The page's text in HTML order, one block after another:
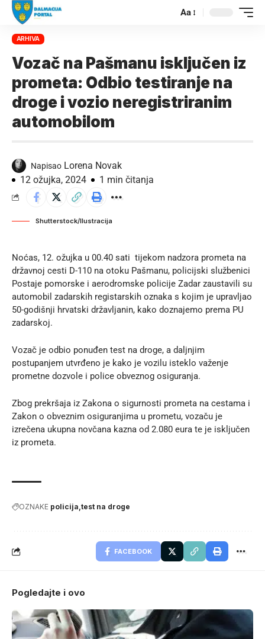
Aa
ARHIVA
Vozač na Pašmanu isključen iz
prometa: Odbio testiranje na
droge i vozio neregistriranim
automobilom
Napisao Lorena Novak
12 ožujka, 2024
1 min čitanja
Shutterstock/Ilustracija
Noćas, 12. ožujka u 00.40 sati tijekom nadzora prometa na
državnoj cesti D-110 na otoku Pašmanu, policijski službenici
Postaje pomorske i aerodromske policije Zadar zaustavili su
automobil zadarskih registarskih oznaka s kojim je upravljao
50-godišnji hrvatski državljanin, kako doznajemo prema PU
zadarskoj.
Vozač je odbio ponuđen test na droge, a daljnjim
postupanjem utvrđeno je kako je vozilu isteklo važenje
prometne dozvole i police obveznog osiguranja.
Zbog prekršaja iz Zakona o sigurnosti prometa na cestama i
Zakon o obveznim osiguranjima u prometu, vozaču je
izrečena ukupna novčana kazna od 2.080 eura te je isključen
iz prometa.
OZNAKE policija test na droge
FACEBOOK
Pogledajte i ovo